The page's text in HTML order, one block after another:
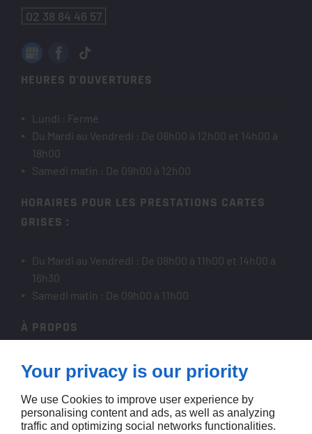
02 38 84 46 57
HEURES D'OUVERTURES
Lundi : Fermé
Du Mardi au Vendredi : De 08h00 à 12h00 et 14h00 à
18h00
Samedi matin : De 09h00 à 12h00
HORAIRES POUR LES PRESTATIONS CARTES
GRISES :
Du Mardi au Vendredi : De 08h00 à 11h00 et 14h00 à
16h30
Samedi matin : De 09h00 à 11h00
À PROPOS
Accueil
Contactez-nous
Mentions légales
Plan du site
Your privacy is our priority
We use Cookies to improve user experience by
personalising content and ads, as well as analyzing
traffic and optimizing social networks functionalities.